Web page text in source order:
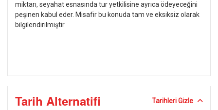
miktarı, seyahat esnasında tur yetkilisine ayrıca ödeyeceğini
peşinen kabul eder. Misafir bu konuda tam ve eksiksiz olarak
bilgilendirilmiştir
Tarih Alternatifi Tarihleri Gizle